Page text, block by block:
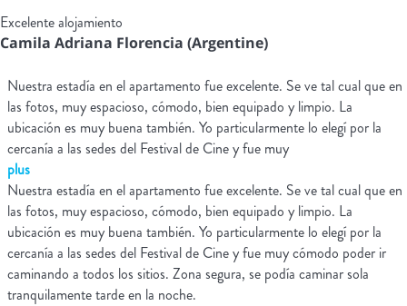
Excelente alojamiento
Camila Adriana Florencia (Argentine)
Nuestra estadía en el apartamento fue excelente. Se ve tal cual que en
las fotos, muy espacioso, cómodo, bien equipado y limpio. La
ubicación es muy buena también. Yo particularmente lo elegí por la
cercanía a las sedes del Festival de Cine y fue muy
plus
Nuestra estadía en el apartamento fue excelente. Se ve tal cual que en
las fotos, muy espacioso, cómodo, bien equipado y limpio. La
ubicación es muy buena también. Yo particularmente lo elegí por la
cercanía a las sedes del Festival de Cine y fue muy cómodo poder ir
caminando a todos los sitios. Zona segura, se podía caminar sola
tranquilamente tarde en la noche.